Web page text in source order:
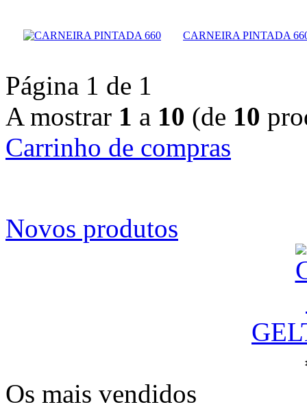
CARNEIRA PINTADA
Página 1 de 1
A mostrar 1 a 10 (de 10
Carrinho de compras
Novos produtos
Os mais vendidos